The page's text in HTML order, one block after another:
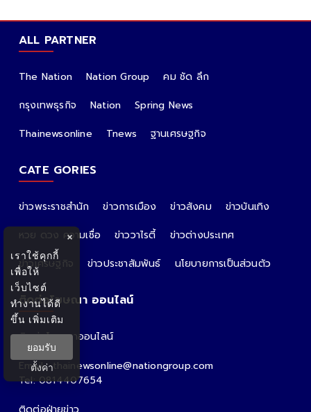
ALL PARTNER
The Nation Nation Group
คม ชัด ลึก
กรุงเทพธุรกิจ
Nation
Spring News
Thainewsonline
Tnews ฐานเศรษฐกิจ
CATE GORIES
ข่าวพระราชสำนัก ข่าวการเมือง ข่าวสังคม
ข่าวบันเทิง
หวย ดวง ความเชื่อ
ข่าววาไรตี้
ข่าวต่างประเทศ
ข่าวเศรษฐกิจ
ข่าวประชาสัมพันธ์ นโยบายการเป็นส่วนตัว
ติดต่อโฆษณา ออนไลน์
ติดต่อโฆษณาออนไลน์
คุณอ้อ
Email : thainewsonline@nationgroup.com
Tel: 0814407654
×
เราใช้คุกกี้
เพื่อให้
เว็บไซต์
ทำงานได้ดี
ขึ้น เพิ่มเติม
ยอมรับ
ตั้งค่า